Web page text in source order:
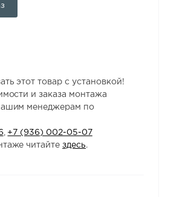
этот товар с установкой!
и заказа монтажа
менеджерам по
+7 (936) 002-05-07
читайтездесь.